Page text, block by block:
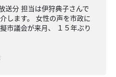
送分 担当は伊狩典子さんで
します。 女性の声を市政に
市議会が来月、 １５年ぶり